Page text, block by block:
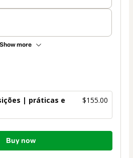
Show more
| práticas e
$155.00
Buy now